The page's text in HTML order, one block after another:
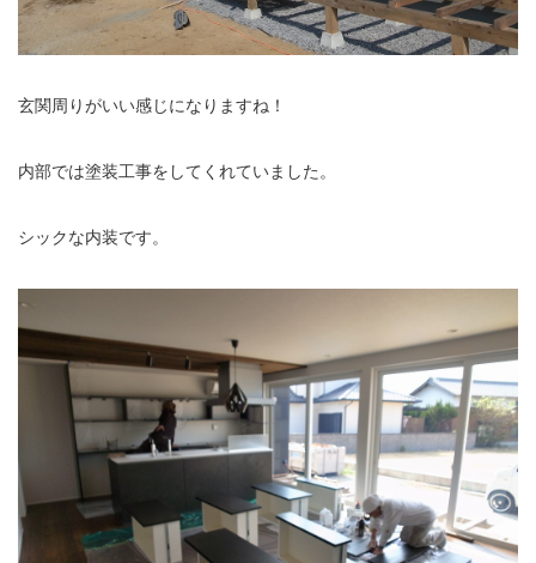
玄関周りがいい感じになりますね！
内部では塗装工事をしてくれていました。
シックな内装です。